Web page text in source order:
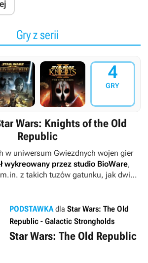
Gry z serii
4
GRY
Wars: Knights of the Old
Republic
w uniwersum Gwiezdnych wojen gier
wykreowany przez studio BioWare,
z takich tuzów gatunku, jak dwie
zapisały się również studia Obsidian
Media oraz Saber Interactive.
PODSTAWKAdla Star Wars: The Old
Republic - Galactic Strongholds
Star Wars: The Old Republic